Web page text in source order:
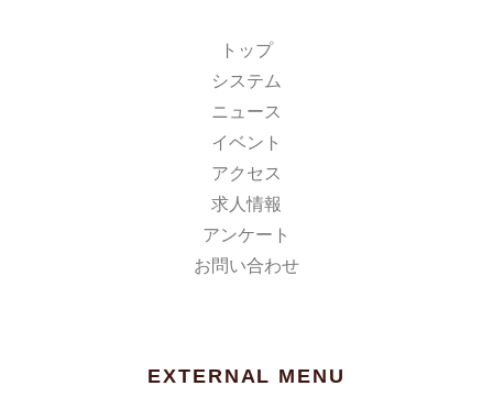
トップ
システム
ニュース
イベント
アクセス
求人情報
アンケート
お問い合わせ
EXTERNAL MENU